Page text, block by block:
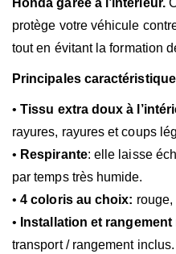
Honda garée à l’intérieur.
protège votre véhicule
tout en évitant la formation
Principales
• Tissu extra doux à
rayures, rayures et coups
• Respirante: elle laisse
par temps très humide.
•4 coloris au choix:
• Installation et
transport / rangement inclus.